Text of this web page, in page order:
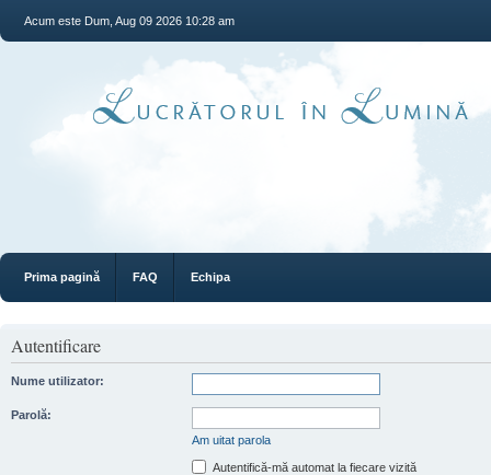
Acum este Dum, Aug 09 2026 10:28 am
Prima pagină FAQ Echipa
Autentificare
Nume utilizator:
Parolă:
Am uitat parola
Autentifică-mă automat la fiecare vizită